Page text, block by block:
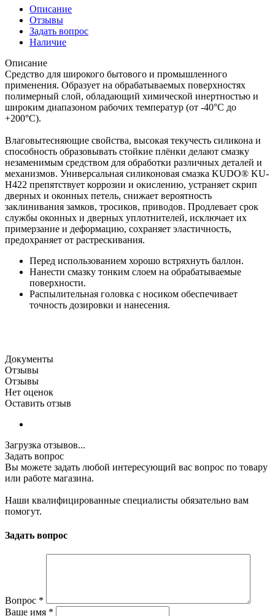
Описание
Отзывы
Задать вопрос
Наличие
Описание
Средство для широкого бытового и промышленного
применения. Образует на обрабатываемых поверхностях
полимерный слой, обладающий химической инертностью и
широким диапазоном рабочих температур (от ‑40°C до
+200°C).
Влаговытесняющие свойства, высокая текучесть силикона и
способность образовывать стойкие плёнки делают смазку
незаменимым средством для обработки различных деталей и
механизмов. Универсальная силиконовая смазка KUDO® KU-
H422 препятствует коррозии и окислению, устраняет скрип
дверных и оконных петель, снижает вероятность
заклинивания замков, тросиков, приводов. Продлевает срок
службы оконных и дверных уплотнителей, исключает их
примерзание и деформацию, сохраняет эластичность,
предохраняет от растрескивания.
Перед использованием хорошо встряхнуть баллон.
Нанести смазку тонким слоем на обрабатываемые
поверхности.
Распылительная головка с носиком обеспечивает
точность дозировки и нанесения.
Документы
Отзывы
Отзывы
Нет оценок
Оставить отзыв
Загрузка отзывов...
Задать вопрос
Вы можете задать любой интересующий вас вопрос по товару
или работе магазина.
Наши квалифицированные специалисты обязательно вам
помогут.
Задать вопрос
Вопрос *
Ваше имя *